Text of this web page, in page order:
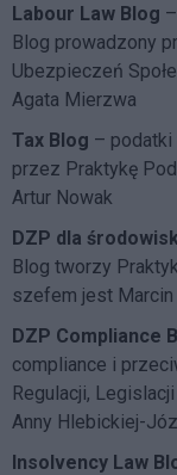
Labour Law Blog
Blog prowadzony
Ubezpieczeń
Agata Mierzwa
Tax Blog – podatki
przez Praktykę
Artur Nowak
DZP dla
Blog tworzy
szefem jest Marcin
DZP Compliance
compliance i
Regulacji,
Anny Hlebickiej-
Insolvency Law